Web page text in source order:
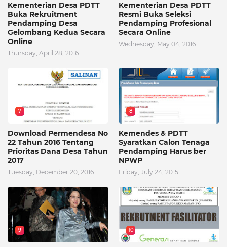
Kementerian Desa PDTT
Buka Rekruitment
Pendamping Desa
Gelombang Kedua Secara
Online
Thursday, April 28, 2016
Kementerian Desa PDTT
Resmi Buka Seleksi
Pendamping Profesional
Secara Online
Wednesday, May 04, 2016
7
Download Permendesa No
22 Tahun 2016 Tentang
Prioritas Dana Desa Tahun
2017
Tuesday, December 20, 2016
8
Kemendes & PDTT
Syaratkan Calon Tenaga
Pendamping Harus ber
NPWP
Friday, July 24, 2015
9 10